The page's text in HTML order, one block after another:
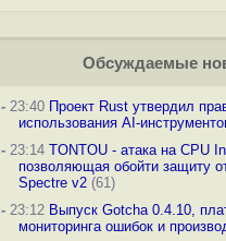
Обсуждаемые
-23:40 Проект Rust утвердил
использования AI-
-23:14 TONTOU - атака на CPU
позволяющая обойти защиту
Spectre v2(61)
-23:12 Выпуск Gotcha 0.4.10,
мониторинга ошибок и